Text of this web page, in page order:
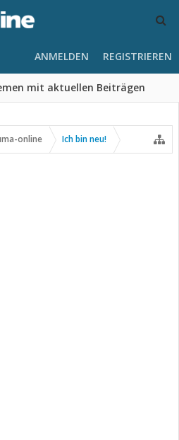
mit aktuellen Beiträgen
ANMELDEN REGISTRIEREN
online Ich bin neu!